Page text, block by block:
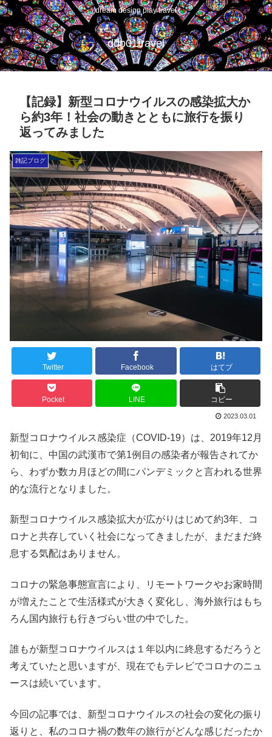
dream design play travel
ddp01travel
【記録】新型コロナウイルスの感染拡大か
ら約3年！社会の動きとともに旅行を振り
返ってみました
雑記ブログ
Twitter Facebook はてブ
Pocket LINE コピー
2023.03.01
新型コロナウイルス感染症（COVID-19）は、2019年12月
初旬に、中国の武漢市で第1例目の感染者が報告されてか
ら、わずか数カ月ほどの間にパンデミックと言われる世界
的な流行となりました。
新型コロナウイルス感染拡大が広がりはじめて約3年、コ
ロナと共存していく社会になってきましたが、まだまだ終
息する気配はありません。
コロナの緊急事態宣言により、リモートワークやお家時間
が増えたことで生活様式が大きく変化し、海外旅行はもち
ろん国内旅行も行きづらい世の中でした。
誰もが新型コロナウイルスは１年以内に終息するだろうと
考えていたと思いますが、現在でもテレビでコロナのニュ
ースは続いています。
今回の記事では、新型コロナウイルスの社会の変化の振り
返りと、私のコロナ禍の数年の旅行がどんな感じだったか